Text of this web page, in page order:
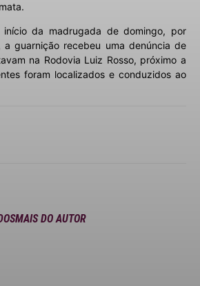
início da madrugada de domingo, por
guarnição recebeu uma denúncia de
na Rodovia Luiz Rosso, próximo a
foram localizados e conduzidos ao
MAIS DO AUTOR